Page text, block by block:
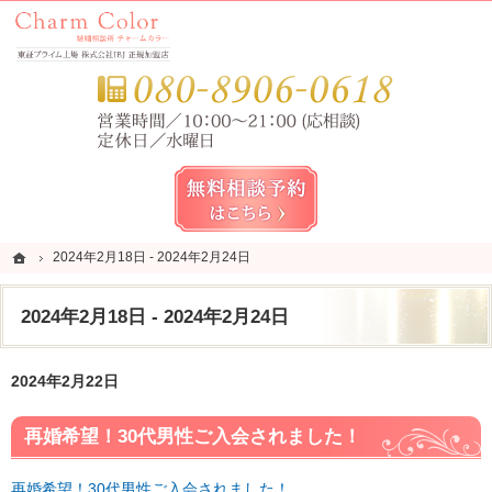
ホーム
2024年2月18日 - 2024年2月24日
2024年2月18日 - 2024年2月24日
錦糸町・亀戸・平井の結婚相談所なら当相談所へ。
錦糸町・亀戸・平井の結婚相談所なら短期成婚を目指すCharm Color (チャームカラー)
2024年2月22日
再婚希望！30代男性ご入会されました！
ホーム
2024年2月18日 - 2024年2月24日